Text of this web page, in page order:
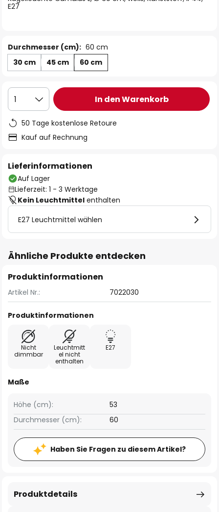
E27
Durchmesser (cm): 60 cm
30 cm
45 cm 60 cm
1 In den Warenkorb
50 Tage kostenlose Retoure
Kauf auf Rechnung
Lieferinformationen
Auf Lager
Lieferzeit: 1 - 3 Werktage
Kein Leuchtmittel enthalten
E27 Leuchtmittel wählen
Ähnliche Produkte entdecken
Produktinformationen
Artikel Nr.: 7022030
Produktinformationen
Nicht
dimmbar
Leuchtmitt
el nicht
enthalten
E27
Maße
Höhe (cm):
53
Durchmesser (cm):
60
Haben Sie Fragen zu diesem Artikel?
Produktdetails